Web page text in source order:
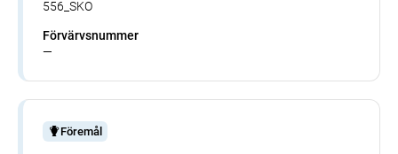
556_SKO
Förvärvsnummer
—
Föremål